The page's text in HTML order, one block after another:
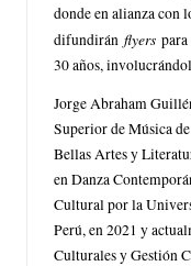
donde en alianza con
difundirán flyers
30 años,
Jorge Abraham
Superior de Música
Bellas Artes y
en Danza
Cultural por la
Perú, en 2021 y
Culturales y Gestión